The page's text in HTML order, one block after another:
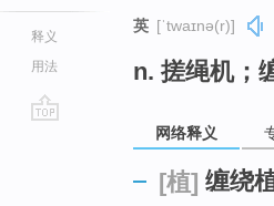
释义
用法
英 [ˈtwaɪnə(r)]
n. 搓绳机；
网络释义
[植] 缠绕